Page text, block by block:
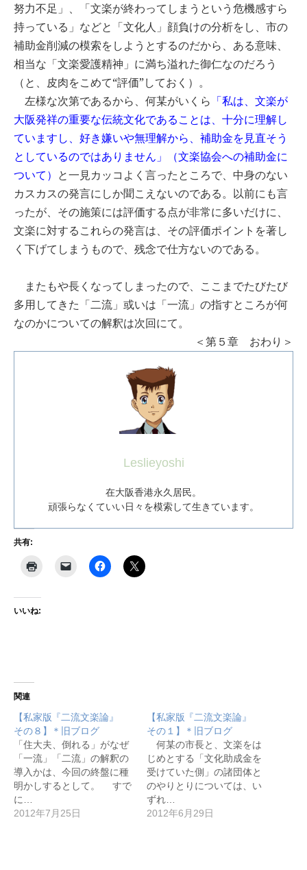
努力不足」、「文楽が終わってしまうという危機感すら
持っている」などと「文化人」顔負けの分析をし、市の
補助金削減の模索をしようとするのだから、ある意味、
相当な「文楽愛護精神」に満ち溢れた御仁なのだろう
（と、皮肉をこめて“評価”しておく）。
左様な次第であるから、何某がいくら
「私は、文楽が
大阪発祥の重要な伝統文化であることは、十分に理解し
ていますし、好き嫌いや無理解から、補助金を見直そう
としているのではありません」（文楽協会への補助金に
ついて）
と一見カッコよく言ったところで、中身のない
カスカスの発言にしか聞こえないのである。以前にも言
ったが、その施策には評価する点が非常に多いだけに、
文楽に対するこれらの発言は、その評価ポイントを著し
く下げてしまうもので、残念で仕方ないのである。
またもや長くなってしまったので、ここまでたびたび
多用してきた「二流」或いは「一流」の指すところが何
なのかについての解釈は次回にて。
＜第５章 おわり＞
Leslieyoshi
在大阪香港永久居民。
頑張らなくていい日々を模索して生きています。
共有:
いいね:
関連
【私家版『二流文楽論』
その８】＊旧ブログ
「住大夫、倒れる」がなぜ
「一流」「二流」の解釈の
導入かは、今回の終盤に種
明かしするとして。 すで
に…
2012年7月25日
【私家版『二流文楽論』
その１】＊旧ブログ
何某の市長と、文楽をは
じめとする「文化助成金を
受けていた側」の諸団体と
のやりとりについては、い
ずれ…
2012年6月29日